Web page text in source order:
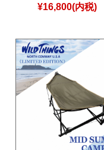
¥16,800(内税)